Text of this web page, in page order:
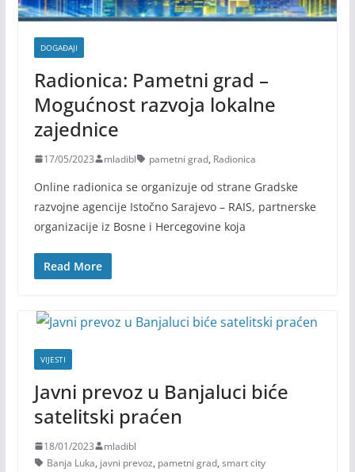
DOGAĐAJI
Radionica: Pametni grad –
Mogućnost razvoja lokalne
zajednice
17/05/2023 mladibl pametni grad, Radionica
Online radionica se organizuje od strane Gradske
razvojne agencije Istočno Sarajevo – RAIS, partnerske
organizacije iz Bosne i Hercegovine koja
Read More
VIJESTI
Javni prevoz u Banjaluci biće
satelitski praćen
18/01/2023
mladibl
Banja Luka, javni prevoz, pametni grad, smart city